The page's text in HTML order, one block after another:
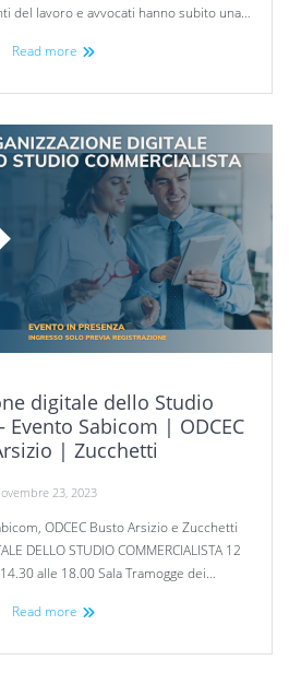
del lavoro e avvocati hanno subito una…
Read more
digitale dello Studio
Sabicom | ODCEC
| Zucchetti
23, 2023
ODCEC Busto Arsizio e Zucchetti
DELLO STUDIO COMMERCIALISTA 12
alle 18.00 Sala Tramogge dei…
Read more